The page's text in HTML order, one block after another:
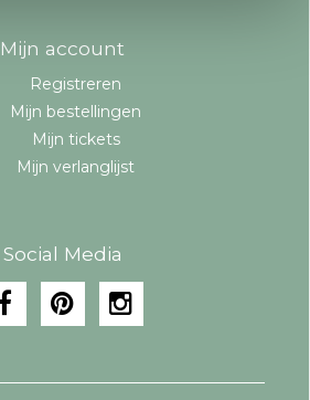
Mijn account
Registreren
Mijn bestellingen
Mijn tickets
Mijn verlanglijst
Social Media